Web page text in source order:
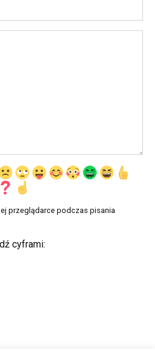
przeglądarce podczas pisania
cyframi: